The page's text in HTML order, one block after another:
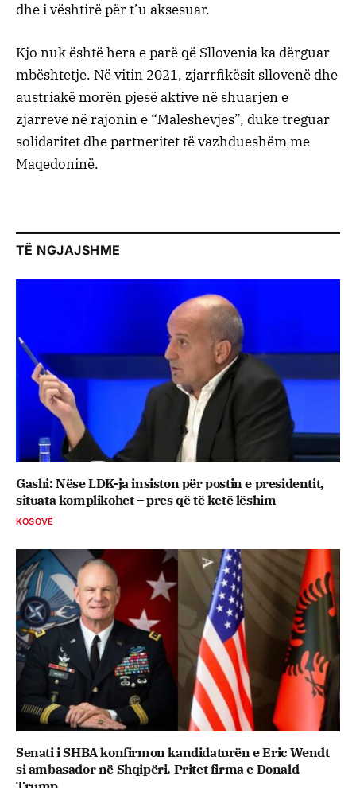
dhe i vështirë për t’u aksesuar.
Kjo nuk është hera e parë që Sllovenia ka dërguar
mbështetje. Në vitin 2021, zjarrfikësit sllovenë dhe
austriakë morën pjesë aktive në shuarjen e
zjarreve në rajonin e “Maleshevjes”, duke treguar
solidaritet dhe partneritet të vazhdueshëm me
Maqedoninë.
TË NGJAJSHME
Gashi: Nëse LDK-ja insiston për postin e presidentit,
situata komplikohet – pres që të ketë lëshim
KOSOVË
Senati i SHBA konfirmon kandidaturën e Eric Wendt
si ambasador në Shqipëri. Pritet firma e Donald